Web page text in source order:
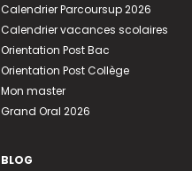
Calendrier Parcoursup 2026
Calendrier vacances scolaires
Orientation Post Bac
Orientation Post Collège
Mon master
Grand Oral 2026
BLOG